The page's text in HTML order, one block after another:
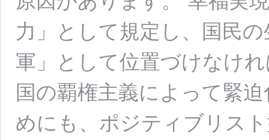
力」として規定し、国民
軍」として位置づけなけ
国の覇権主義によって緊
めにも、ポジティブリス